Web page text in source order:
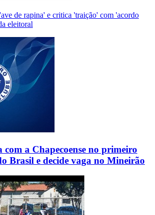
de rapina' e critica 'traição' com 'acordo
eleitoral
com a Chapecoense no primeiro
Brasil e decide vaga no Mineirão